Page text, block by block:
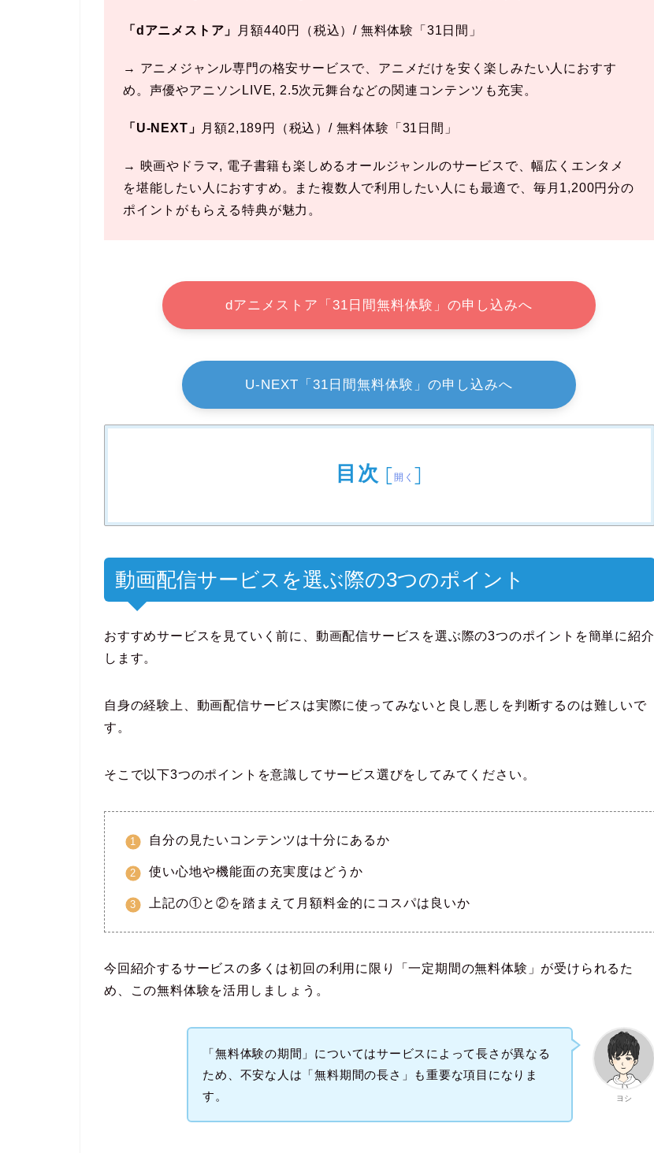
「dアニメストア」 月額440円（税込）/ 無料体験「31日間」
→ アニメジャンル専門の格安サービスで、アニメだけを安く楽しみたい人におすす
め。声優やアニソンLIVE, 2.5次元舞台などの関連コンテンツも充実。
「U-NEXT」 月額2,189円（税込）/ 無料体験「31日間」
→ 映画やドラマ, 電子書籍も楽しめるオールジャンルのサービスで、幅広くエンタメ
を堪能したい人におすすめ。また複数人で利用したい人にも最適で、毎月1,200円分の
ポイントがもらえる特典が魅力。
dアニメストア「31日間無料体験」の申し込みへ
U-NEXT「31日間無料体験」の申し込みへ
目次 [開く ]
動画配信サービスを選ぶ際の3つのポイント
おすすめサービスを見ていく前に、動画配信サービスを選ぶ際の3つのポイントを簡単に紹介
します。
自身の経験上、動画配信サービスは実際に使ってみないと良し悪しを判断するのは難しいで
す。
そこで以下3つのポイントを意識してサービス選びをしてみてください。
自分の見たいコンテンツは十分にあるか
使い心地や機能面の充実度はどうか
上記の①と②を踏まえて月額料金的にコスパは良いか
今回紹介するサービスの多くは初回の利用に限り「一定期間の無料体験」が受けられるた
め、この無料体験を活用しましょう。
ヨシ
「無料体験の期間」についてはサービスによって長さが異なる
ため、不安な人は「無料期間の長さ」も重要な項目になりま
す。